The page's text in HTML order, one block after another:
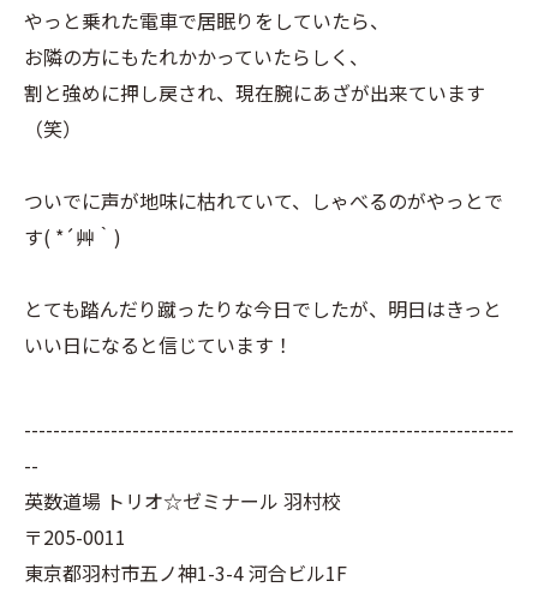
やっと乗れた電車で居眠りをしていたら、
お隣の方にもたれかかっていたらしく、
割と強めに押し戻され、現在腕にあざが出来ています
（笑）
ついでに声が地味に枯れていて、しゃべるのがやっとで
す( *´艸｀)
とても踏んだり蹴ったりな今日でしたが、明日はきっと
いい日になると信じています！
--------------------------------------------------------------------
--
英数道場 トリオ☆ゼミナール 羽村校
〒205-0011
東京都羽村市五ノ神1-3-4 河合ビル1F